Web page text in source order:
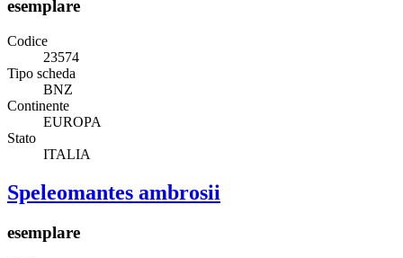
esemplare
Codice
23574
Tipo scheda
BNZ
Continente
EUROPA
Stato
ITALIA
Speleomantes ambrosii
esemplare